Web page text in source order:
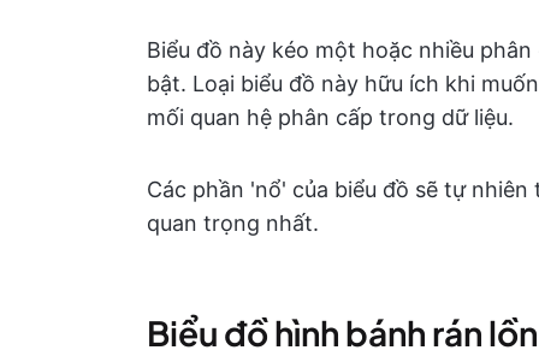
Biểu đồ này kéo một hoặc nhiều
bật. Loại biểu đồ này hữu ích khi
mối quan hệ phân cấp trong dữ liệu.
Các phần 'nổ' của biểu đồ sẽ tự
quan trọng nhất.
Biểu đồ hình bánh rán